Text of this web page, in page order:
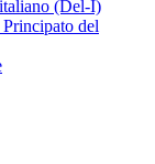
(Del-I)
del